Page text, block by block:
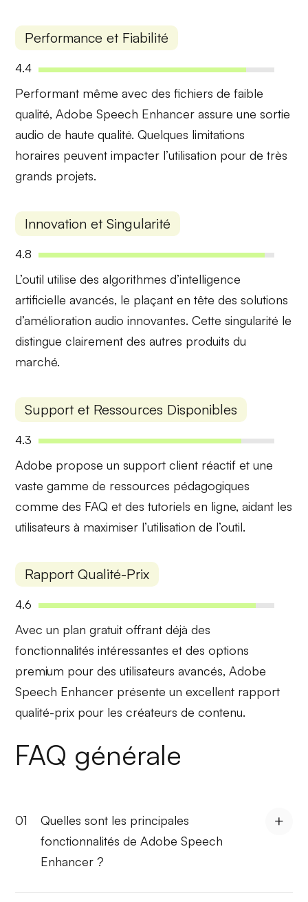
Performance et Fiabilité
4.4
Performant même avec des fichiers defaible
qualité, Adobe Speech Enhancer assure une sortie
audio de haute qualité. Quelques limitations
horaires peuvent impacter l’utilisation pour de très
grands projets.
Innovation et Singularité
4.8
L’outil utilise desalgorithmes d’intelligence
artificielle avancés, le plaçant en tête des solutions
d’amélioration audio innovantes. Cette singularité le
distingue clairement des autres produits du
marché.
Support et Ressources Disponibles
4.3
Adobe propose unsupport client réactif et une
vaste gamme de ressources pédagogiques
comme des FAQ et des tutoriels en ligne, aidant les
utilisateurs à maximiser l’utilisation de l’outil.
Rapport Qualité-Prix
4.6
Avec un plan gratuit offrant déjà des
fonctionnalités intéressantes et des options
premium pour des utilisateurs avancés, Adobe
Speech Enhancer présente un excellent rapport
qualité-prix pour les créateurs de contenu.
FAQ générale
01
Quelles sont les principales
fonctionnalités de Adobe Speech
Enhancer ?